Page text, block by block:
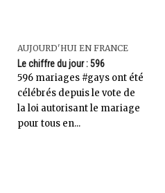
AUJOURD'HUI EN FRANCE
Le chiffre du jour : 596
596 mariages #gays ont été
célébrés depuis le vote de
la loi autorisant le mariage
pour tous en...